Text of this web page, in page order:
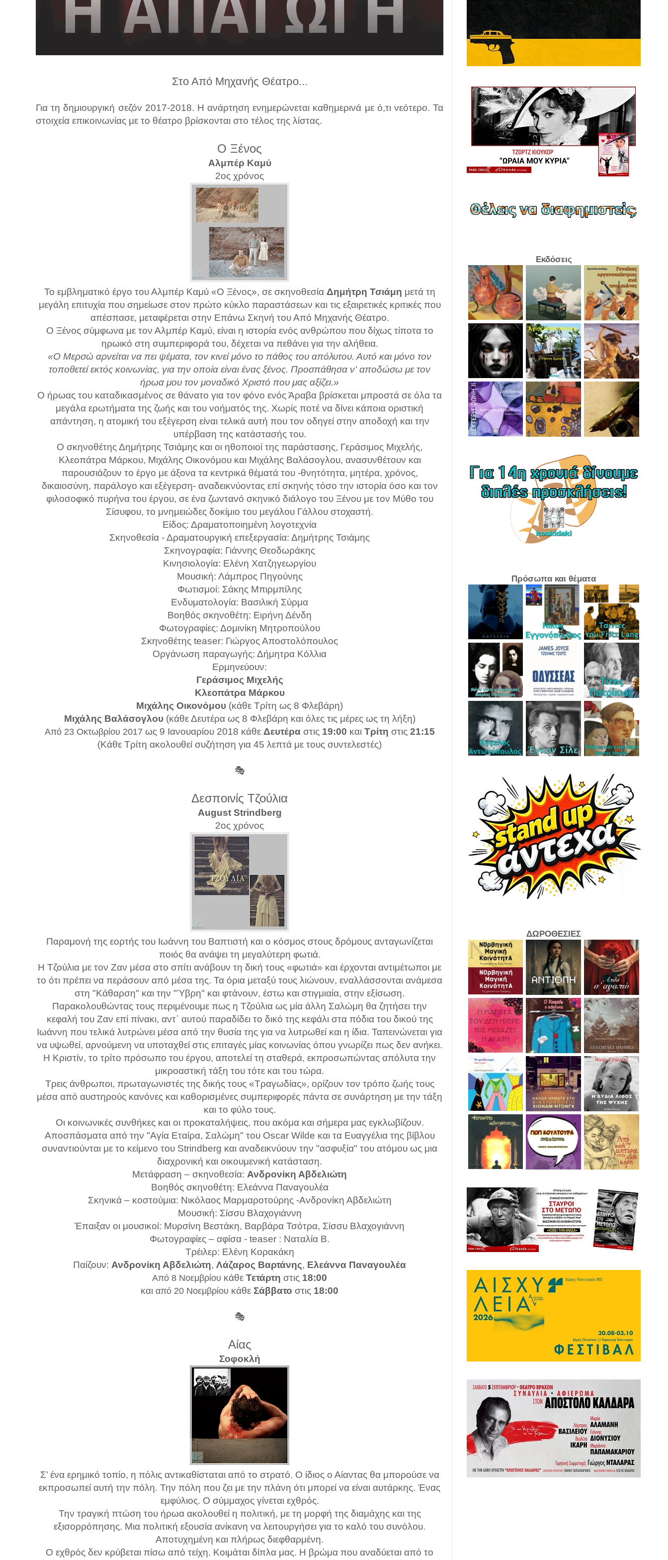
Στο Από Μηχανής Θέατρο...
Για τη δημιουργική σεζόν 2017-2018. Η ανάρτηση ενημερώνεται καθημερινά με ό,τι νεότερο. Τα
στοιχεία επικοινωνίας με το θέατρο βρίσκονται στο τέλος της λίστας.
Ο Ξένος
Αλμπέρ Καμύ
2ος χρόνος
Το εμβληματικό έργο του Αλμπέρ Καμύ «Ο Ξένος», σε σκηνοθεσία Δημήτρη Τσιάμη μετά τη
μεγάλη επιτυχία που σημείωσε στον πρώτο κύκλο παραστάσεων και τις εξαιρετικές κριτικές που
απέσπασε, μεταφέρεται στην Επάνω Σκηνή του Από Μηχανής Θέατρο.
Ο Ξένος σύμφωνα με τον Αλμπέρ Καμύ, είναι η ιστορία ενός ανθρώπου που δίχως τίποτα το
ηρωικό στη συμπεριφορά του, δέχεται να πεθάνει για την αλήθεια.
«Ο Μερσώ αρνείται να πει ψέματα, τον κινεί μόνο το πάθος του απόλυτου. Αυτό και μόνο τον
τοποθετεί εκτός κοινωνίας, για την οποία είναι ένας ξένος. Προσπάθησα ν' αποδώσω με τον
ήρωα μου τον μοναδικό Χριστό που μας αξίζει.»
Ο ήρωας του καταδικασμένος σε θάνατο για τον φόνο ενός Άραβα βρίσκεται μπροστά σε όλα τα
μεγάλα ερωτήματα της ζωής και του νοήματός της. Χωρίς ποτέ να δίνει κάποια οριστική
απάντηση, η ατομική του εξέγερση είναι τελικά αυτή που τον οδηγεί στην αποδοχή και την
υπέρβαση της κατάστασής του.
Ο σκηνοθέτης Δημήτρης Τσιάμης και οι ηθοποιοί της παράστασης, Γεράσιμος Μιχελής,
Κλεοπάτρα Μάρκου, Μιχάλης Οικονόμου και Μιχάλης Βαλάσογλου, ανασυνθέτουν και
παρουσιάζουν το έργο με άξονα τα κεντρικά θέματά του -θνητότητα, μητέρα, χρόνος,
δικαιοσύνη, παράλογο και εξέγερση- αναδεικνύοντας επί σκηνής τόσο την ιστορία όσο και τον
φιλοσοφικό πυρήνα του έργου, σε ένα ζωντανό σκηνικό διάλογο του Ξένου με τον Μύθο του
Σίσυφου, το μνημειώδες δοκίμιο του μεγάλου Γάλλου στοχαστή.
Είδος: Δραματοποιημένη λογοτεχνία
Σκηνοθεσία - Δραματουργική επεξεργασία: Δημήτρης Τσιάμης
Σκηνογραφία: Γιάννης Θεοδωράκης
Κινησιολογία: Ελένη Χατζηγεωργίου
Μουσική: Λάμπρος Πηγούνης
Φωτισμοί: Σάκης Μπιρμπίλης
Ενδυματολογία: Βασιλική Σύρμα
Βοηθός σκηνοθέτη: Ειρήνη Δένδη
Φωτογραφίες: Δομινίκη Μητροπούλου
Σκηνοθέτης teaser: Γιώργος Αποστολόπουλος
Οργάνωση παραγωγής: Δήμητρα Κόλλια
Ερμηνεύουν:
Γεράσιμος Μιχελής
Κλεοπάτρα Μάρκου
Μιχάλης Οικονόμου (κάθε Τρίτη ως 8 Φλεβάρη)
Μιχάλης Βαλάσογλου (κάθε Δευτέρα ως 8 Φλεβάρη και όλες τις μέρες ως τη λήξη)
Από 23 Οκτωβρίου 2017 ως 9 Ιανουαρίου 2018 κάθε Δευτέρα στις 19:00 και Τρίτη στις 21:15
(Κάθε Τρίτη ακολουθεί συζήτηση για 45 λεπτά με τους συντελεστές)
🎭
Δεσποινίς Τζούλια
August Strindberg
2ος χρόνος
Παραμονή της εορτής του Ιωάννη του Βαπτιστή και ο κόσμος στους δρόμους ανταγωνίζεται
ποιός θα ανάψει τη μεγαλύτερη φωτιά.
Η Τζούλια με τον Ζαν μέσα στο σπίτι ανάβουν τη δική τους «φωτιά» και έρχονται αντιμέτωποι με
το ότι πρέπει να περάσουν από μέσα της. Τα όρια μεταξύ τους λιώνουν, εναλλάσσονται ανάμεσα
στη "Κάθαρση" και την "Ύβρη" και φτάνουν, έστω και στιγμιαία, στην εξίσωση.
Παρακολουθώντας τους περιμένουμε πως η Τζούλια ως μία άλλη Σαλώμη θα ζητήσει την
κεφαλή του Ζαν επί πίνακι, αντ΄ αυτού παραδίδει το δικό της κεφάλι στα πόδια του δικού της
Ιωάννη που τελικά λυτρώνει μέσα από την θυσία της για να λυτρωθεί και η ίδια. Ταπεινώνεται για
να υψωθεί, αρνούμενη να υποταχθεί στις επιταγές μίας κοινωνίας όπου γνωρίζει πως δεν ανήκει.
Η Κριστίν, το τρίτο πρόσωπο του έργου, αποτελεί τη σταθερά, εκπροσωπώντας απόλυτα την
μικροαστική τάξη του τότε και του τώρα.
Τρεις άνθρωποι, πρωταγωνιστές της δικής τους «Τραγωδίας», ορίζουν τον τρόπο ζωής τους
μέσα από αυστηρούς κανόνες και καθορισμένες συμπεριφορές πάντα σε συνάρτηση με την τάξη
και το φύλο τους.
Οι κοινωνικές συνθήκες και οι προκαταλήψεις, που ακόμα και σήμερα μας εγκλωβίζουν.
Αποσπάσματα από την "Αγία Εταίρα, Σαλώμη" του Oscar Wilde και τα Ευαγγέλια της βίβλου
συναντιούνται με το κείμενο του Strindberg και αναδεικνύουν την "ασφυξία" του ατόμου ως μια
διαχρονική και οικουμενική κατάσταση.
Μετάφραση – σκηνοθεσία: Ανδρονίκη Αβδελιώτη
Βοηθός σκηνοθέτη: Ελεάννα Παναγουλέα
Σκηνικά – κοστούμια: Νικόλαος Μαρμαροτούρης -Ανδρονίκη Αβδελιώτη
Μουσική: Σίσσυ Βλαχογιάννη
Έπαιξαν οι μουσικοί: Μυρσίνη Βεστάκη, Βαρβάρα Τσότρα, Σίσσυ Βλαχογιάννη
Φωτογραφίες – αφίσα - teaser : Ναταλία Β.
Τρέιλερ: Ελένη Κορακάκη
Παίζουν: Ανδρονίκη Αβδελιώτη, Λάζαρος Βαρτάνης, Ελεάννα Παναγουλέα
Από 8 Νοεμβρίου κάθε Τετάρτη στις 18:00
και από 20 Νοεμβρίου κάθε Σάββατο στις 18:00
🎭
Αίας
Σοφοκλή
Σ’ ένα ερημικό τοπίο, η πόλις αντικαθίσταται από το στρατό. Ο ίδιος ο Αίαντας θα μπορούσε να
εκπροσωπεί αυτή την πόλη. Την πόλη που ζει με την πλάνη ότι μπορεί να είναι αυτάρκης. Ένας
εμφύλιος. Ο σύμμαχος γίνεται εχθρός.
Την τραγική πτώση του ήρωα ακολουθεί η πολιτική, με τη μορφή της διαμάχης και της
εξισορρόπησης. Μια πολιτική εξουσία ανίκανη να λειτουργήσει για το καλό του συνόλου.
Αποτυχημένη και πλήρως διεφθαρμένη.
Ο εχθρός δεν κρύβεται πίσω από τείχη. Κοιμάται δίπλα μας. Η βρώμα που αναδύεται από το
Εκδόσεις
Πρόσωπα και θέματα
ΔΩΡΟΘΕΣΙΕΣ